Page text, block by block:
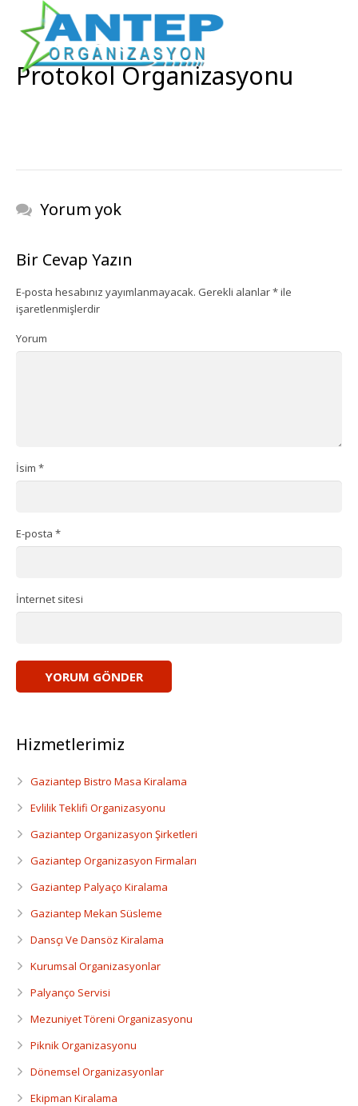
Protokol Organizasyonu
Yorum yok
Bir Cevap Yazın
E-posta hesabınız yayımlanmayacak. Gerekli alanlar*ile
işaretlenmişlerdir
Yorum
İsim *
E-posta *
İnternet sitesi
Hizmetlerimiz
Gaziantep Bistro Masa Kiralama
Evlilik Teklifi Organizasyonu
Gaziantep Organizasyon Şirketleri
Gaziantep Organizasyon Firmaları
Gaziantep Palyaço Kiralama
Gaziantep Mekan Süsleme
Dansçı Ve Dansöz Kiralama
Kurumsal Organizasyonlar
Palyanço Servisi
Mezuniyet Töreni Organizasyonu
Piknik Organizasyonu
Dönemsel Organizasyonlar
Ekipman Kiralama